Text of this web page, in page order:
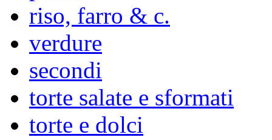
riso, farro & c.
verdure
secondi
torte salate e sformati
torte e dolci